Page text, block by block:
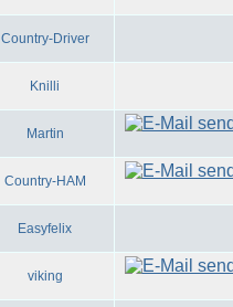
Country-Driver
Knilli
Martin
Country-HAM
Easyfelix
viking